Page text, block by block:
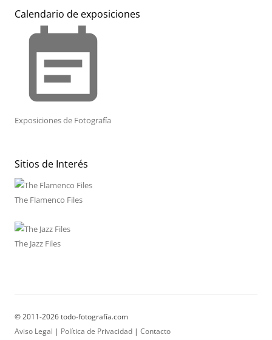
Calendario de exposiciones
event_note
Exposiciones de Fotografía
Sitios de Interés
The Flamenco Files
The Jazz Files
© 2011-2026 todo-fotografía.com
Aviso Legal | Política de Privacidad | Contacto